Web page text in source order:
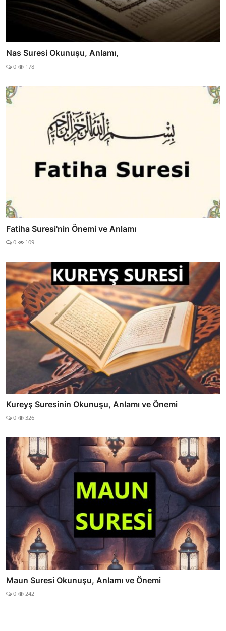
Nas Suresi Okunuşu, Anlamı,
0 178
Fatiha Suresi'nin Önemi ve Anlamı
0 109
Kureyş Suresinin Okunuşu, Anlamı ve Önemi
0 326
Maun Suresi Okunuşu, Anlamı ve Önemi
0 242